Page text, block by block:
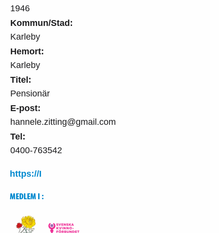
1946
Kommun/Stad:
Karleby
Hemort:
Karleby
Titel:
Pensionär
E-post:
hannele.zitting@gmail.com
Tel:
0400-763542
https://I
MEDLEM I :